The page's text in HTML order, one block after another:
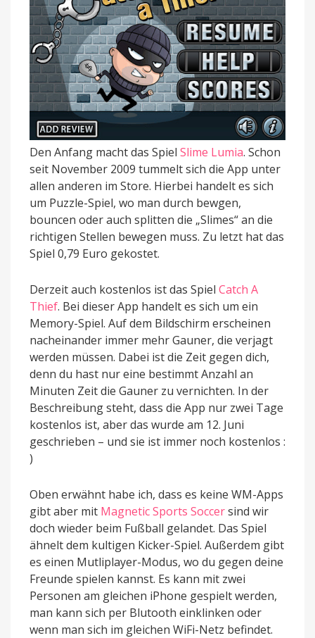
Den Anfang macht das Spiel Slime Lumia. Schon
seit November 2009 tummelt sich die App unter
allen anderen im Store. Hierbei handelt es sich
um Puzzle-Spiel, wo man durch bewgen,
bouncen oder auch splitten die „Slimes“ an die
richtigen Stellen bewegen muss. Zu letzt hat das
Spiel 0,79 Euro gekostet.
Derzeit auch kostenlos ist das Spiel Catch A
Thief. Bei dieser App handelt es sich um ein
Memory-Spiel. Auf dem Bildschirm erscheinen
nacheinander immer mehr Gauner, die verjagt
werden müssen. Dabei ist die Zeit gegen dich,
denn du hast nur eine bestimmt Anzahl an
Minuten Zeit die Gauner zu vernichten. In der
Beschreibung steht, dass die App nur zwei Tage
kostenlos ist, aber das wurde am 12. Juni
geschrieben – und sie ist immer noch kostenlos :
)
Oben erwähnt habe ich, dass es keine WM-Apps
gibt aber mit Magnetic Sports Soccersind wir
doch wieder beim Fußball gelandet. Das Spiel
ähnelt dem kultigen Kicker-Spiel. Außerdem gibt
es einen Mutliplayer-Modus, wo du gegen deine
Freunde spielen kannst. Es kann mit zwei
Personen am gleichen iPhone gespielt werden,
man kann sich per Blutooth einklinken oder
wenn man sich im gleichen WiFi-Netz befindet.